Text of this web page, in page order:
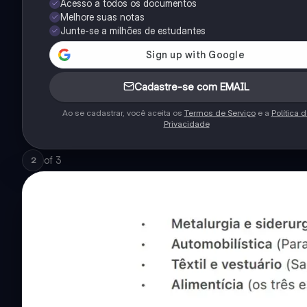
Acesso a todos os documentos
Melhore suas notas
Junte-se a milhões de estudantes
Cadastre-se com EMAIL
Ao se cadastrar, você aceita os Termos de Serviçoe a Política
Privacidade
2 of 3